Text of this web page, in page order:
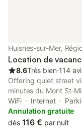
Huisnes-sur-Mer,
Location de
8.6Très bien⋅114
Offering quiet street
minutes du Mont St-
sur-Mer, 12 km from
Scriptorial of
Michel.
WiFi Internet
Annulation gratuite
dès 116 € par nuit